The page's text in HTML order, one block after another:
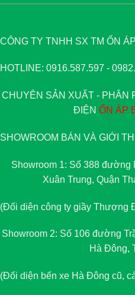
CÔNG TY TNHH SX TM ỔN
HOTLINE: 0916.587.597 -
CHUYÊN SẢN XUẤT - PHÂN
ĐIỆN ỔN ÁP
SHOWROOM BÁN VÀ GIỚI
Showroom 1: Số 388
Xuân Trung, Quận
(Đối diện công ty giầy Thượng
Showroom 2: Số 106 đường
Hà Đông,
(Đối diện bến xe Hà Đông cũ,